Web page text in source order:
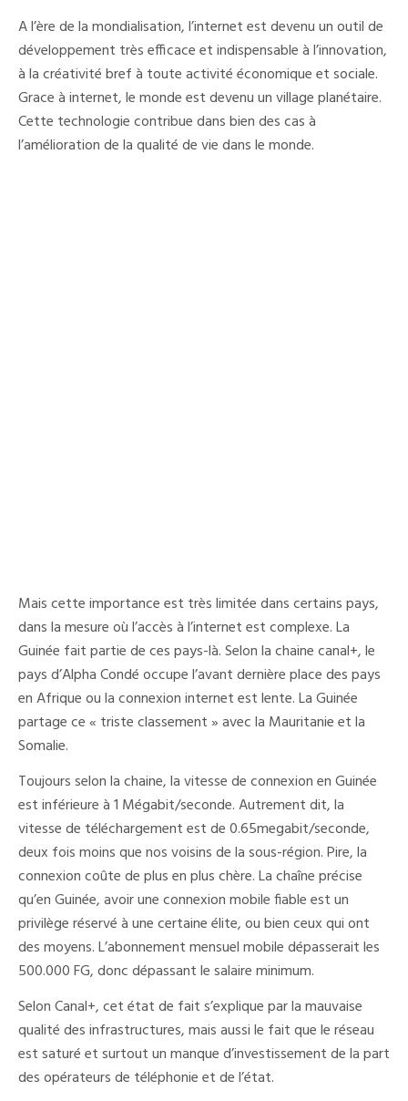
Pays
Où
Il
Est
Bon
De
Surfer
Sur
Internet
A l’ère de la mondialisation, l’internet est devenu un outil de
développement très efficace et indispensable à l’innovation,
à la créativité bref à toute activité économique et sociale.
Grace à internet, le monde est devenu un village planétaire.
Cette technologie contribue dans bien des cas à
l’amélioration de la qualité de vie dans le monde.
Mais cette importance est très limitée dans certains pays,
dans la mesure où l’accès à l’internet est complexe. La
Guinée fait partie de ces pays-là. Selon la chaine canal+, le
pays d’Alpha Condé occupe l’avant dernière place des pays
en Afrique ou la connexion internet est lente. La Guinée
partage ce « triste classement » avec la Mauritanie et la
Somalie.
Toujours selon la chaine, la vitesse de connexion en Guinée
est inférieure à 1 Mégabit/seconde. Autrement dit, la
vitesse de téléchargement est de 0.65megabit/seconde,
deux fois moins que nos voisins de la sous-région. Pire, la
connexion coûte de plus en plus chère. La chaîne précise
qu’en Guinée, avoir une connexion mobile fiable est un
privilège réservé à une certaine élite, ou bien ceux qui ont
des moyens. L’abonnement mensuel mobile dépasserait les
500.000 FG, donc dépassant le salaire minimum.
Selon Canal+, cet état de fait s’explique par la mauvaise
qualité des infrastructures, mais aussi le fait que le réseau
est saturé et surtout un manque d’investissement de la part
des opérateurs de téléphonie et de l’état.